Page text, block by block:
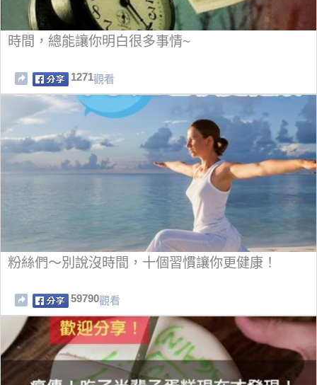
時間，總能讓你明白很多事情~
1271觀看
粉絲們～別說沒時間，十個習慣讓你更健康！
59790觀看